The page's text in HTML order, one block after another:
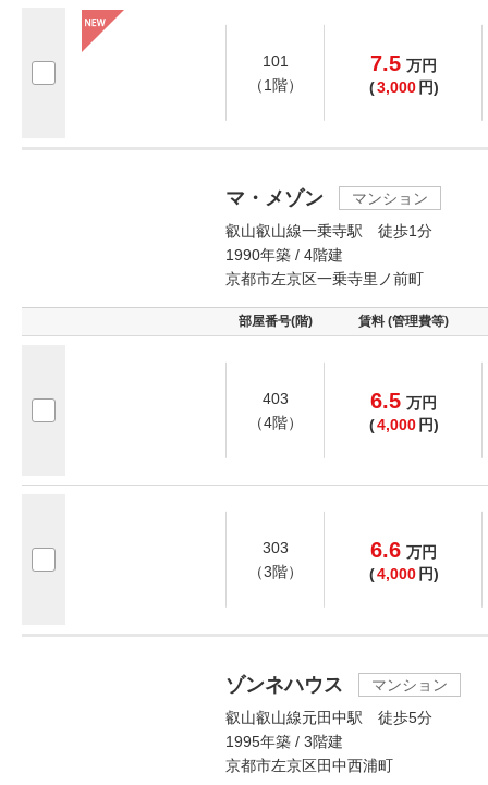
101
（1階）
7.5 万円
(3,000 円)
マ・メゾン
マンション
叡山叡山線一乗寺駅 徒歩1分
1990年築 / 4階建
京都市左京区一乗寺里ノ前町
部屋番号(階) 賃料 (管理費等)
403
（4階）
6.5 万円
(4,000 円)
303
（3階）
6.6 万円
(4,000 円)
ゾンネハウス
マンション
叡山叡山線元田中駅 徒歩5分
1995年築 / 3階建
京都市左京区田中西浦町